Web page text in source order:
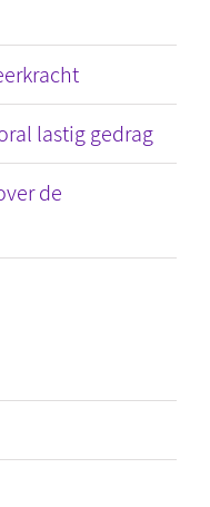
lastig gedrag
de